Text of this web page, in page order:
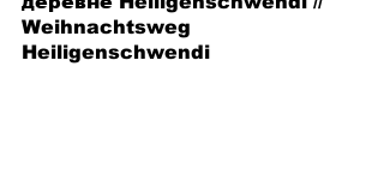
Weihnachtsweg
Heiligenschwendi